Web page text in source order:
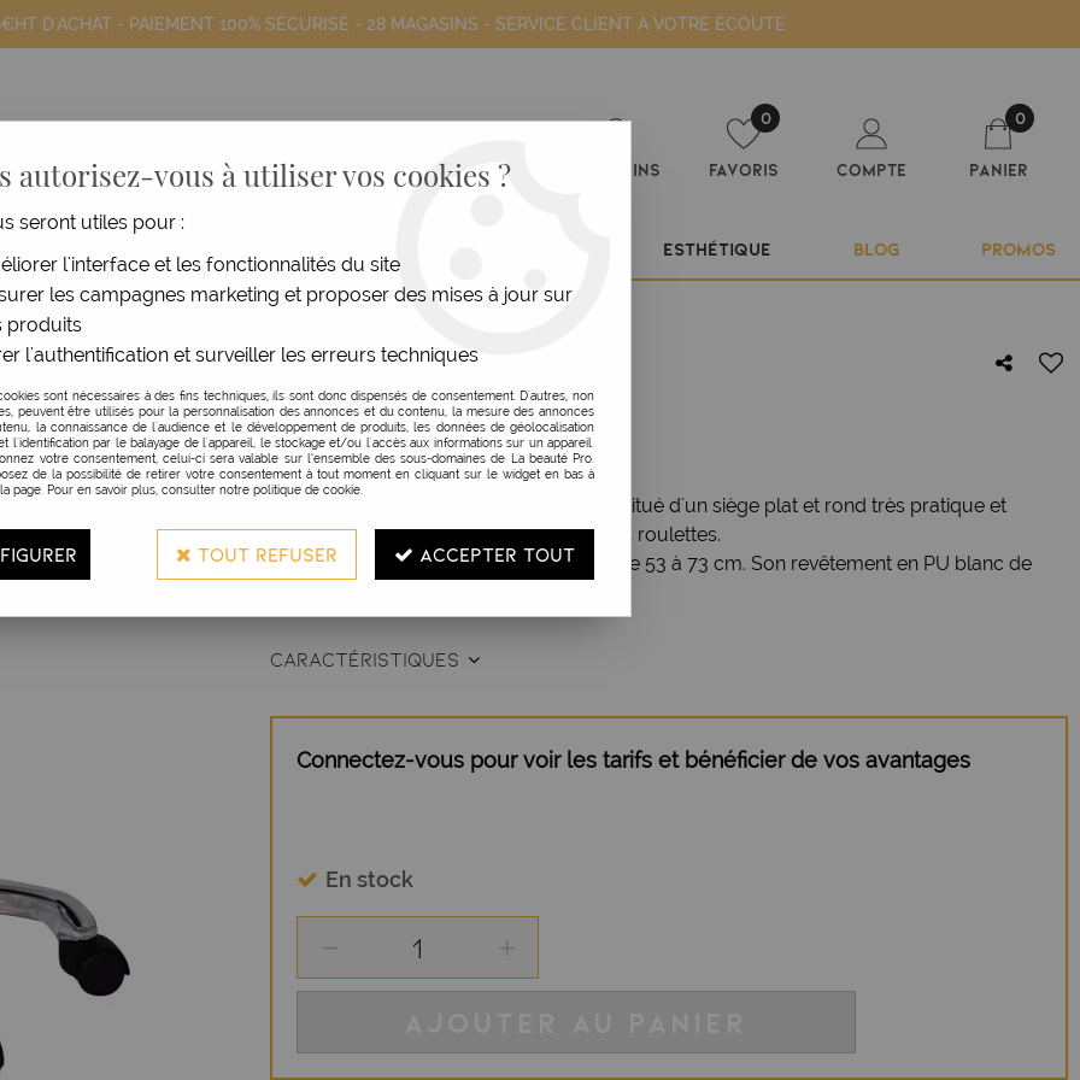
D'ACHAT - PAIEMENT 100% SÉCURISÉ - 28 MAGASINS - SERVICE CLIENT À VOTRE ÉCOUTE
Magasins
0
Favoris Compte
0
Panier
ESTHÉTIQUE BLOG PROMOS
Divers > Tabouret Fast Blanc
WEELKO
TABOURET FAST BLANC
Réf. :116763
Le Tabouret Fast Blanc Weelko est constitué d'un siège plat et rond très pratique et
ergonomique et d'une base chromée à 5 roulettes.
Sa hauteur est réglable par vérin à gaz de 53 à 73 cm. Son revêtement en PU blanc de
CARACTÉRISTIQUES
Connectez-vous pour voir les tarifs et bénéficier de vos avantages
En stock
autorisez-vous à utiliser vos cookies ?
seront utiles pour :
l'interface et les fonctionnalités du site
les campagnes marketing et proposer des mises à jour sur
produits
l'authentification et surveiller les erreurs techniques
sont nécessaires à des fins techniques, ils sont donc dispensés de consentement. D'autres, non
peuvent être utilisés pour la personnalisation des annonces et du contenu, la mesure des annonces
la connaissance de l'audience et le développement de produits, les données de géolocalisation
l'identification par le balayage de l'appareil, le stockage et/ou l'accès aux informations sur un appareil.
votre consentement, celui-ci sera valable sur l’ensemble des sous-domaines de La beauté Pro.
de la possibilité de retirer votre consentement à tout moment en cliquant sur le widget en bas à
page. Pour en savoir plus, consulter notre politique de cookie.
TOUT REFUSER ACCEPTER TOUT